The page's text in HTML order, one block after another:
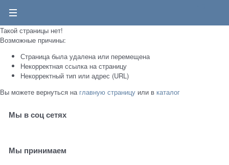
Такой страницы нет!
Возможные причины:
Страница была удалена или перемещена
Некорректная ссылка на страницу
Некорректный тип или адрес (URL)
Вы можете вернуться на главную страницу или в каталог
Мы в соц сетях
Мы принимаем